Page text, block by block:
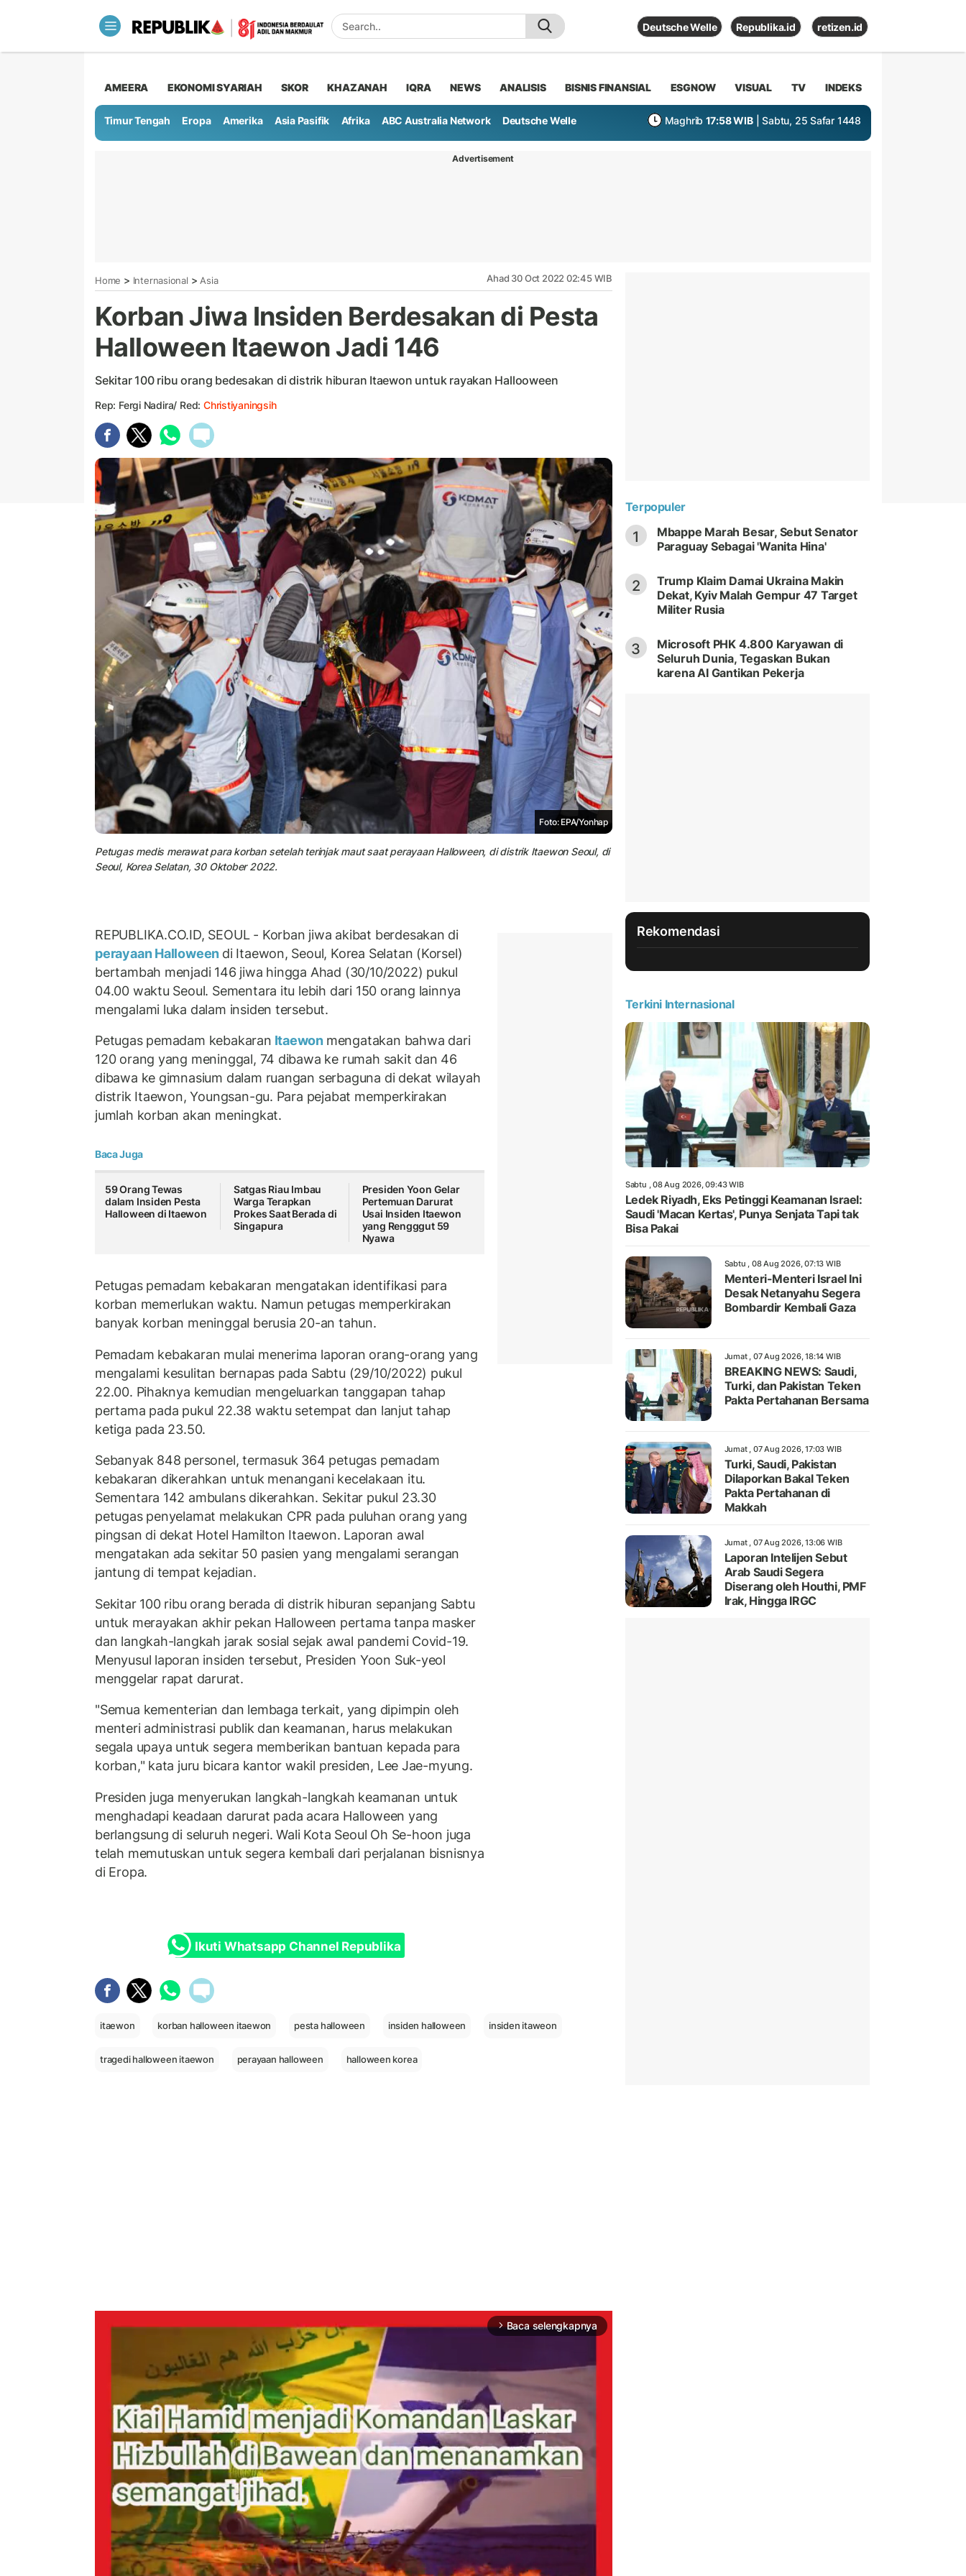
Deutsche Welle Republika.id retizen.id
AMEERA EKONOMI SYARIAH SKOR KHAZANAH IQRA NEWS ANALISIS BISNIS FINANSIAL ESGNOW VISUAL TV INDEKS
Timur Tengah Eropa Amerika Asia Pasifik Afrika ABC Australia Network Deutsche Welle Maghrib 17:58 WIB | Sabtu, 25 Safar 1448
Advertisement
Home > Internasional > Asia Ahad 30 Oct 2022 02:45 WIB
Korban Jiwa Insiden Berdesakan di Pesta
Halloween Itaewon Jadi 146
Sekitar 100 ribu orang bedesakan di distrik hiburan Itaewon untuk rayakan Hallooween
Rep: Fergi Nadira/ Red: Christiyaningsih
Foto: EPA/Yonhap
Petugas medis merawat para korban setelah terinjak maut saat perayaan Halloween, di distrik Itaewon Seoul, di
Seoul, Korea Selatan, 30 Oktober 2022.
REPUBLIKA.CO.ID, SEOUL - Korban jiwa akibat berdesakan di
perayaan Halloween di Itaewon, Seoul, Korea Selatan (Korsel)
bertambah menjadi 146 jiwa hingga Ahad (30/10/2022) pukul
04.00 waktu Seoul. Sementara itu lebih dari 150 orang lainnya
mengalami luka dalam insiden tersebut.
Petugas pemadam kebakaran Itaewon mengatakan bahwa dari
120 orang yang meninggal, 74 dibawa ke rumah sakit dan 46
dibawa ke gimnasium dalam ruangan serbaguna di dekat wilayah
distrik Itaewon, Youngsan-gu. Para pejabat memperkirakan
jumlah korban akan meningkat.
Baca Juga
59 Orang Tewas
dalam Insiden Pesta
Halloween di Itaewon
Satgas Riau Imbau
Warga Terapkan
Prokes Saat Berada di
Singapura
Presiden Yoon Gelar
Pertemuan Darurat
Usai Insiden Itaewon
yang Rengggut 59
Nyawa
Petugas pemadam kebakaran mengatakan identifikasi para
korban memerlukan waktu. Namun petugas memperkirakan
banyak korban meninggal berusia 20-an tahun.
Pemadam kebakaran mulai menerima laporan orang-orang yang
mengalami kesulitan bernapas pada Sabtu (29/10/2022) pukul
22.00. Pihaknya kemudian mengeluarkan tanggapan tahap
pertama pada pukul 22.38 waktu setempat dan lanjut tahap
ketiga pada 23.50.
Sebanyak 848 personel, termasuk 364 petugas pemadam
kebakaran dikerahkan untuk menangani kecelakaan itu.
Sementara 142 ambulans dikerahkan. Sekitar pukul 23.30
petugas penyelamat melakukan CPR pada puluhan orang yang
pingsan di dekat Hotel Hamilton Itaewon. Laporan awal
mengatakan ada sekitar 50 pasien yang mengalami serangan
jantung di tempat kejadian.
Sekitar 100 ribu orang berada di distrik hiburan sepanjang Sabtu
untuk merayakan akhir pekan Halloween pertama tanpa masker
dan langkah-langkah jarak sosial sejak awal pandemi Covid-19.
Menyusul laporan insiden tersebut, Presiden Yoon Suk-yeol
menggelar rapat darurat.
"Semua kementerian dan lembaga terkait, yang dipimpin oleh
menteri administrasi publik dan keamanan, harus melakukan
segala upaya untuk segera memberikan bantuan kepada para
korban," kata juru bicara kantor wakil presiden, Lee Jae-myung.
Presiden juga menyerukan langkah-langkah keamanan untuk
menghadapi keadaan darurat pada acara Halloween yang
berlangsung di seluruh negeri. Wali Kota Seoul Oh Se-hoon juga
telah memutuskan untuk segera kembali dari perjalanan bisnisnya
di Eropa.
Ikuti Whatsapp Channel Republika
itaewon korban halloween itaewon pesta halloween insiden halloween insiden itaweon
tragedi halloween itaewon perayaan halloween halloween korea
arrow_forward_ios Baca selengkapnya
Terpopuler
1
Mbappe Marah Besar, Sebut Senator
Paraguay Sebagai 'Wanita Hina'
2
Trump Klaim Damai Ukraina Makin
Dekat, Kyiv Malah Gempur 47 Target
Militer Rusia
3
Microsoft PHK 4.800 Karyawan di
Seluruh Dunia, Tegaskan Bukan
karena AI Gantikan Pekerja
Rekomendasi
Terkini Internasional
Sabtu , 08 Aug 2026, 09:43 WIB
Ledek Riyadh, Eks Petinggi Keamanan Israel:
Saudi 'Macan Kertas', Punya Senjata Tapi tak
Bisa Pakai
Sabtu , 08 Aug 2026, 07:13 WIB
Menteri-Menteri Israel Ini
Desak Netanyahu Segera
Bombardir Kembali Gaza
Jumat , 07 Aug 2026, 18:14 WIB
BREAKING NEWS: Saudi,
Turki, dan Pakistan Teken
Pakta Pertahanan Bersama
Jumat , 07 Aug 2026, 17:03 WIB
Turki, Saudi, Pakistan
Dilaporkan Bakal Teken
Pakta Pertahanan di
Makkah
Jumat , 07 Aug 2026, 13:06 WIB
Laporan Intelijen Sebut
Arab Saudi Segera
Diserang oleh Houthi, PMF
Irak, Hingga IRGC